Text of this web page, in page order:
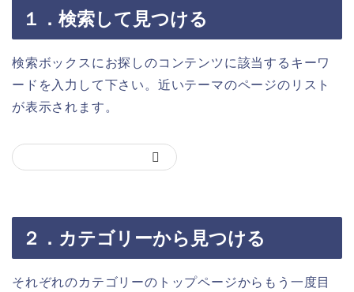
１．検索して見つける
検索ボックスにお探しのコンテンツに該当するキーワ
ードを入力して下さい。近いテーマのページのリスト
が表示されます。
２．カテゴリーから見つける
それぞれのカテゴリーのトップページからもう一度目